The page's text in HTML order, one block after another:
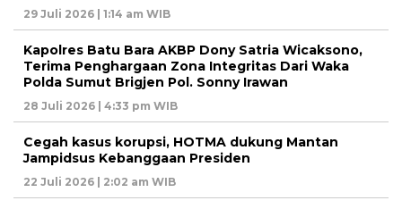
29 Juli 2026 | 1:14 am WIB
Kapolres Batu Bara AKBP Dony Satria Wicaksono,
Terima Penghargaan Zona Integritas Dari Waka
Polda Sumut Brigjen Pol. Sonny Irawan
28 Juli 2026 | 4:33 pm WIB
Cegah kasus korupsi, HOTMA dukung Mantan
Jampidsus Kebanggaan Presiden
22 Juli 2026 | 2:02 am WIB